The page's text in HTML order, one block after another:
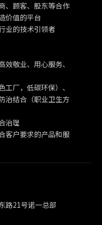
、顾客、股东等合作
价值的平台
业的技术引领者
效敬业、用心服务、
厂，低碳环保）、
治结合（职业卫生方
治理
客户要求的产品和服
路21号诺一总部